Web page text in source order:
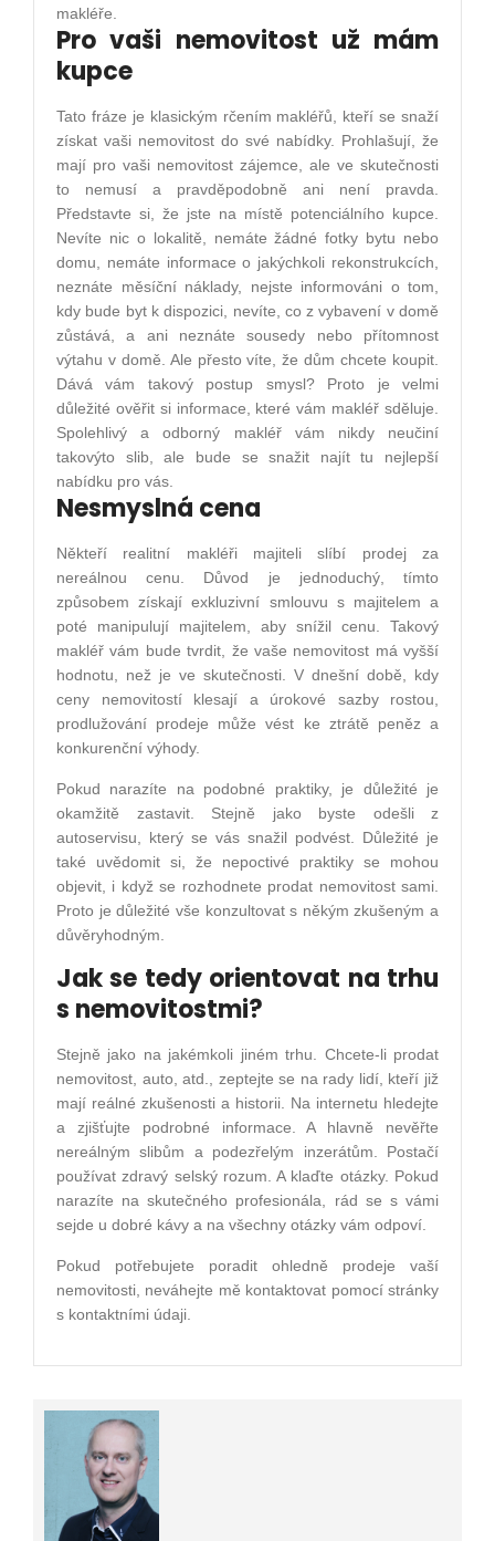
makléře.
Pro vaši nemovitost už mám
kupce
Tato fráze je klasickým rčením makléřů, kteří se snaží
získat vaši nemovitost do své nabídky. Prohlašují, že
mají pro vaši nemovitost zájemce, ale ve skutečnosti
to nemusí a pravděpodobně ani není pravda.
Představte si, že jste na místě potenciálního kupce.
Nevíte nic o lokalitě, nemáte žádné fotky bytu nebo
domu, nemáte informace o jakýchkoli rekonstrukcích,
neznáte měsíční náklady, nejste informováni o tom,
kdy bude byt k dispozici, nevíte, co z vybavení v domě
zůstává, a ani neznáte sousedy nebo přítomnost
výtahu v domě. Ale přesto víte, že dům chcete koupit.
Dává vám takový postup smysl? Proto je velmi
důležité ověřit si informace, které vám makléř sděluje.
Spolehlivý a odborný makléř vám nikdy neučiní
takovýto slib, ale bude se snažit najít tu nejlepší
nabídku pro vás.
Nesmyslná cena
Někteří realitní makléři majiteli slíbí prodej za
nereálnou cenu. Důvod je jednoduchý, tímto
způsobem získají exkluzivní smlouvu s majitelem a
poté manipulují majitelem, aby snížil cenu. Takový
makléř vám bude tvrdit, že vaše nemovitost má vyšší
hodnotu, než je ve skutečnosti. V dnešní době, kdy
ceny nemovitostí klesají a úrokové sazby rostou,
prodlužování prodeje může vést ke ztrátě peněz a
konkurenční výhody.
Pokud narazíte na podobné praktiky, je důležité je
okamžitě zastavit. Stejně jako byste odešli z
autoservisu, který se vás snažil podvést. Důležité je
také uvědomit si, že nepoctivé praktiky se mohou
objevit, i když se rozhodnete prodat nemovitost sami.
Proto je důležité vše konzultovat s někým zkušeným a
důvěryhodným.
Jak se tedy orientovat na trhu
s nemovitostmi?
Stejně jako na jakémkoli jiném trhu. Chcete-li prodat
nemovitost, auto, atd., zeptejte se na rady lidí, kteří již
mají reálné zkušenosti a historii. Na internetu hledejte
a zjišťujte podrobné informace. A hlavně nevěřte
nereálným slibům a podezřelým inzerátům. Postačí
používat zdravý selský rozum. A klaďte otázky. Pokud
narazíte na skutečného profesionála, rád se s vámi
sejde u dobré kávy a na všechny otázky vám odpoví.
Pokud potřebujete poradit ohledně prodeje vaší
nemovitosti, neváhejte mě kontaktovat pomocí stránky
s kontaktními údaji.